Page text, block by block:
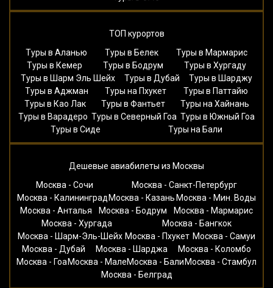
ТОП курортов
Туры в Аланью
Туры в Белек
Туры в Мармарис
Туры в Кемер
Туры в Бодрум
Туры в Хургаду
Туры в Шарм Эль Шейх
Туры в Дубай
Туры в Шарджу
Туры в Аджман
Туры на Пхукет
Туры в Паттайю
Туры в Као Лак
Туры в Фантьет
Туры на Хайнань
Туры в Варадеро Туры в Северный Гоа Туры в Южный Гоа
Туры в Сиде
Туры на Бали
Дешевые авиабилеты из Москвы
Москва - Сочи
Москва - Санкт-Петербург
Москва - КалининградМосква - КазаньМосква - Мин. Воды
Москва - Анталья
Москва - Бодрум
Москва - Мармарис
Москва - Хургада
Москва - Бангкок
Москва - Шарм-Эль-Шейх Москва - Пхукет Москва - Самуи
Москва - Дубай
Москва - Шарджа
Москва - Коломбо
Москва - ГоаМосква - МалеМосква - БалиМосква - Стамбул
Москва - Белград